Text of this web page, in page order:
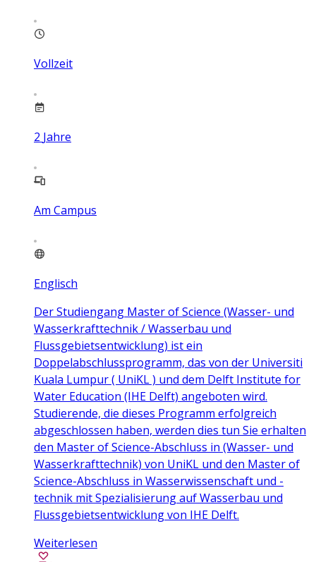
Vollzeit
2 Jahre
Am Campus
Englisch
Der Studiengang Master of Science (Wasser- und
Wasserkrafttechnik / Wasserbau und
Flussgebietsentwicklung) ist ein
Doppelabschlussprogramm, das von der Universiti
Kuala Lumpur ( UniKL ) und dem Delft Institute for
Water Education (IHE Delft) angeboten wird.
Studierende, die dieses Programm erfolgreich
abgeschlossen haben, werden dies tun Sie erhalten
den Master of Science-Abschluss in (Wasser- und
Wasserkrafttechnik) von UniKL und den Master of
Science-Abschluss in Wasserwissenschaft und -
technik mit Spezialisierung auf Wasserbau und
Flussgebietsentwicklung von IHE Delft.
Weiterlesen